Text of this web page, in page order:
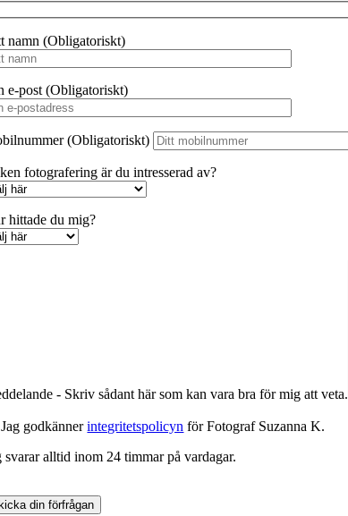
namn (Obligatoriskt)
e-post (Obligatoriskt)
(Obligatoriskt)
fotografering är du intresserad av?
hittade du mig?
- Skriv sådant här som kan vara bra för mig att veta.
Jag godkännerintegritetspolicyn för Fotograf Suzanna K.
svarar alltid inom 24 timmar på vardagar.
baserat på
hur
webbplatsen
används.
För att
ska prestera
under ditt
besök. Om
Genom att dela
intressen och ditt
chansen att få se